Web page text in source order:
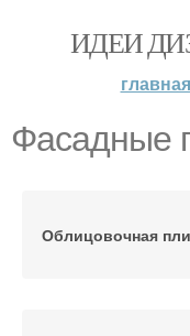
ИДЕИ
главная
Фасадные
Облицовочная